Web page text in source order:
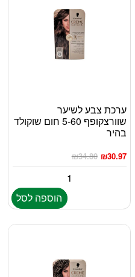
ערכת צבע לשיער
שוורצקופף 5-60 חום שוקולד
בהיר
₪34.80 ₪30.97
הוספה לסל